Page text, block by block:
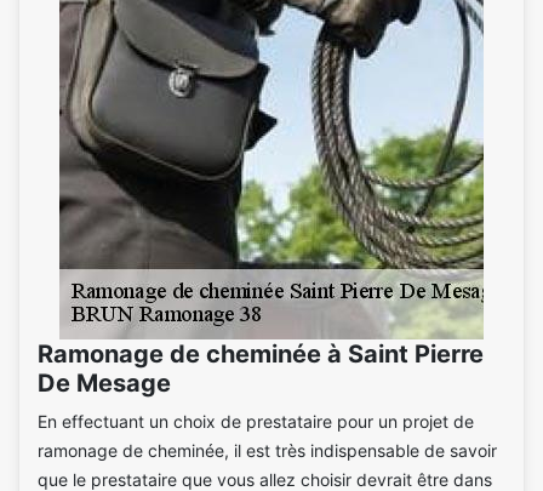
Ramonage de cheminée à Saint Pierre
De Mesage
En effectuant un choix de prestataire pour un projet de
ramonage de cheminée, il est très indispensable de savoir
que le prestataire que vous allez choisir devrait être dans